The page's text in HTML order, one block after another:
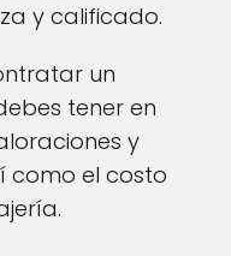
y calificado.
un
tener en
y
como el costo